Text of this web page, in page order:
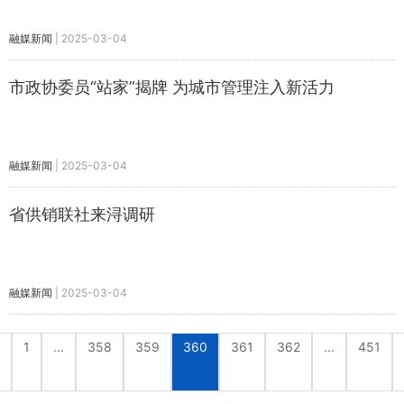
融媒新闻 2025-03-04
市政协委员“站家”揭牌 为城市管理注入新活力
融媒新闻 2025-03-04
省供销联社来浔调研
融媒新闻 2025-03-04
1 ... 358 359 360 361 362 ... 451